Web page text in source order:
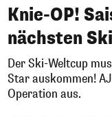
Knie-OP!
nächsten
Der Ski-Weltcup
Star auskommen!
Operation aus.